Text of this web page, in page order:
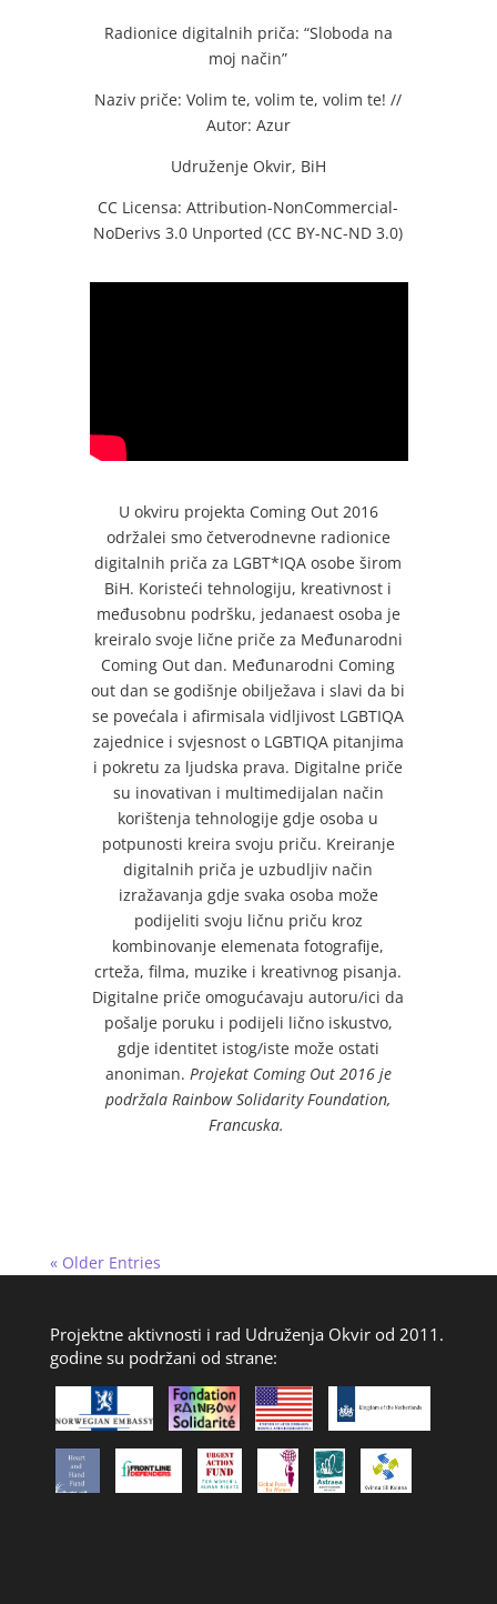
Radionice digitalnih priča: “Sloboda na
moj način”
Naziv priče: Volim te, volim te, volim te! //
Autor: Azur
Udruženje Okvir, BiH
CC Licensa: Attribution-NonCommercial-
NoDerivs 3.0 Unported (CC BY-NC-ND 3.0)
U okviru projekta Coming Out 2016
održalei smo četverodnevne radionice
digitalnih priča za LGBT*IQA osobe širom
BiH. Koristeći tehnologiju, kreativnost i
međusobnu podršku, jedanaest osoba je
kreiralo svoje lične priče za Međunarodni
Coming Out dan. Međunarodni Coming
out dan se godišnje obilježava i slavi da bi
se povećala i afirmisala vidljivost LGBTIQA
zajednice i svjesnost o LGBTIQA pitanjima
i pokretu za ljudska prava. Digitalne priče
su inovativan i multimedijalan način
korištenja tehnologije gdje osoba u
potpunosti kreira svoju priču. Kreiranje
digitalnih priča je uzbudljiv način
izražavanja gdje svaka osoba može
podijeliti svoju ličnu priču kroz
kombinovanje elemenata fotografije,
crteža, filma, muzike i kreativnog pisanja.
Digitalne priče omogućavaju autoru/ici da
pošalje poruku i podijeli lično iskustvo,
gdje identitet istog/iste može ostati
anoniman. Projekat Coming Out 2016 je
podržala Rainbow Solidarity Foundation,
Francuska.
« Older Entries
Projektne aktivnosti i rad Udruženja Okvir od 2011.
godine su podržani od strane: